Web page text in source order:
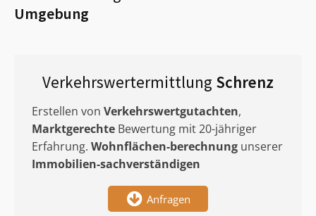
Umgebung
Verkehrswertermittlung Schrenz
Erstellen von Verkehrswertgutachten,
Marktgerechte Bewertung mit 20-jähriger
Erfahrung. Wohnflächen-berechnung unserer
Immobilien-sachverständigen
Anfragen